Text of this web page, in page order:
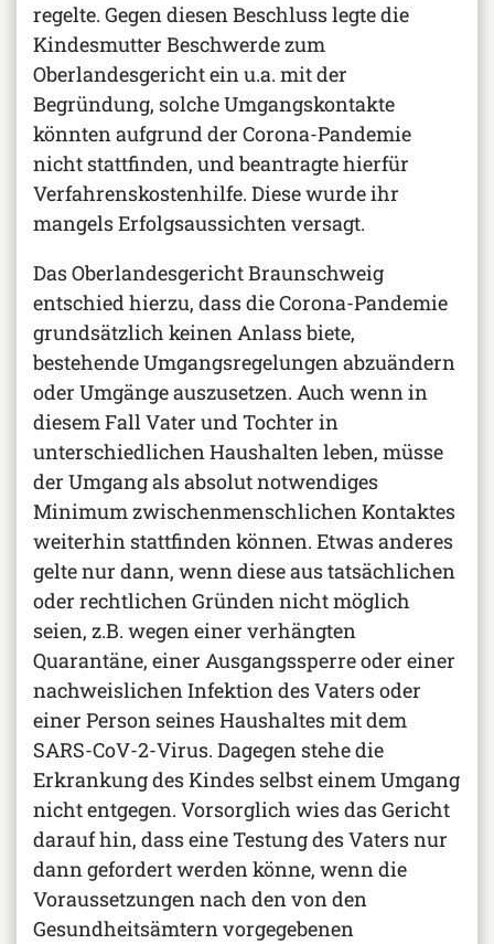
regelte. Gegen diesen Beschluss legte die
Kindesmutter Beschwerde zum
Oberlandesgericht ein u.a. mit der
Begründung, solche Umgangskontakte
könnten aufgrund der Corona-Pandemie
nicht stattfinden, und beantragte hierfür
Verfahrenskostenhilfe. Diese wurde ihr
mangels Erfolgsaussichten versagt.
Das Oberlandesgericht Braunschweig
entschied hierzu, dass die Corona-Pandemie
grundsätzlich keinen Anlass biete,
bestehende Umgangsregelungen abzuändern
oder Umgänge auszusetzen. Auch wenn in
diesem Fall Vater und Tochter in
unterschiedlichen Haushalten leben, müsse
der Umgang als absolut notwendiges
Minimum zwischenmenschlichen Kontaktes
weiterhin stattfinden können. Etwas anderes
gelte nur dann, wenn diese aus tatsächlichen
oder rechtlichen Gründen nicht möglich
seien, z.B. wegen einer verhängten
Quarantäne, einer Ausgangssperre oder einer
nachweislichen Infektion des Vaters oder
einer Person seines Haushaltes mit dem
SARS-CoV-2-Virus. Dagegen stehe die
Erkrankung des Kindes selbst einem Umgang
nicht entgegen. Vorsorglich wies das Gericht
darauf hin, dass eine Testung des Vaters nur
dann gefordert werden könne, wenn die
Voraussetzungen nach den von den
Gesundheitsämtern vorgegebenen